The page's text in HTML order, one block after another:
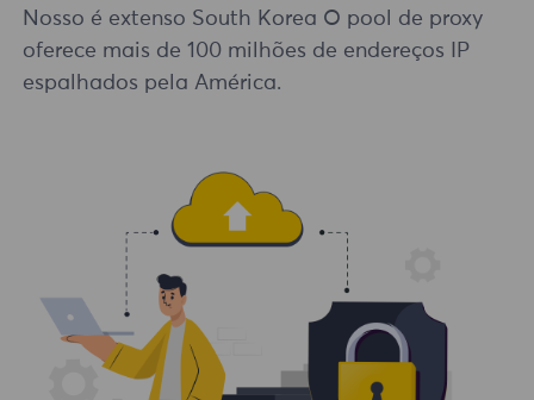
Nosso é extenso South Korea O pool de proxy
oferece mais de 100 milhões de endereços IP
espalhados pela América.